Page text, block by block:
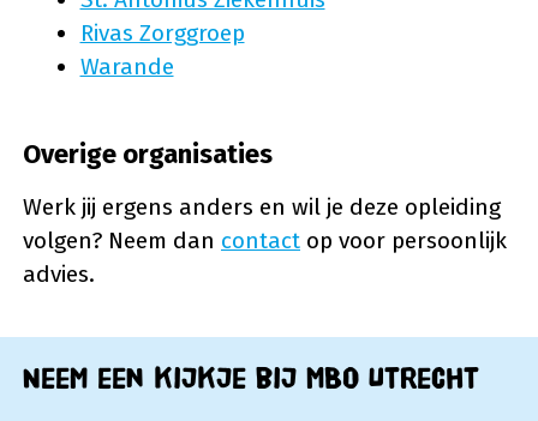
Rivas Zorggroep
Warande
Overige organisaties
Werk jij ergens anders en wil je deze opleiding
volgen? Neem dan contact op voor persoonlijk
advies.
Neem een kijkje bij MBO Utrecht